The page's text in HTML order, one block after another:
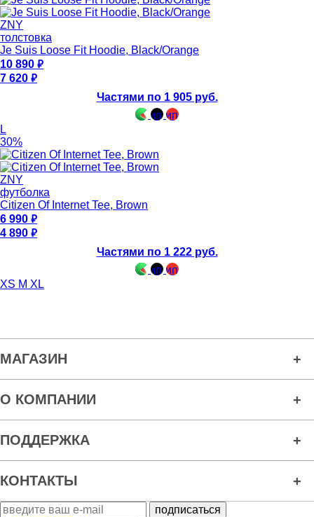
ZNY
толстовка
Je Suis Loose Fit Hoodie, Black/Orange
10 890
7 620
Частями по 1 905 руб.
L
30%
ZNY
футболка
Citizen Of Internet Tee, Brown
6 990
4 890
Частями по 1 222 руб.
XS M XL
МАГАЗИН
О КОМПАНИИ
ПОДДЕРЖКА
КОНТАКТЫ